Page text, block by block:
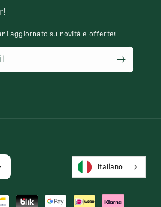
aggiornato su novità e offerte!
Italiano